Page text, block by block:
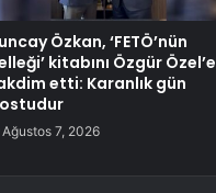
Özkan, ‘FETÖ’nün
kitabını Özgür Özel’e
etti: Karanlık gün
Ağustos 7, 2026